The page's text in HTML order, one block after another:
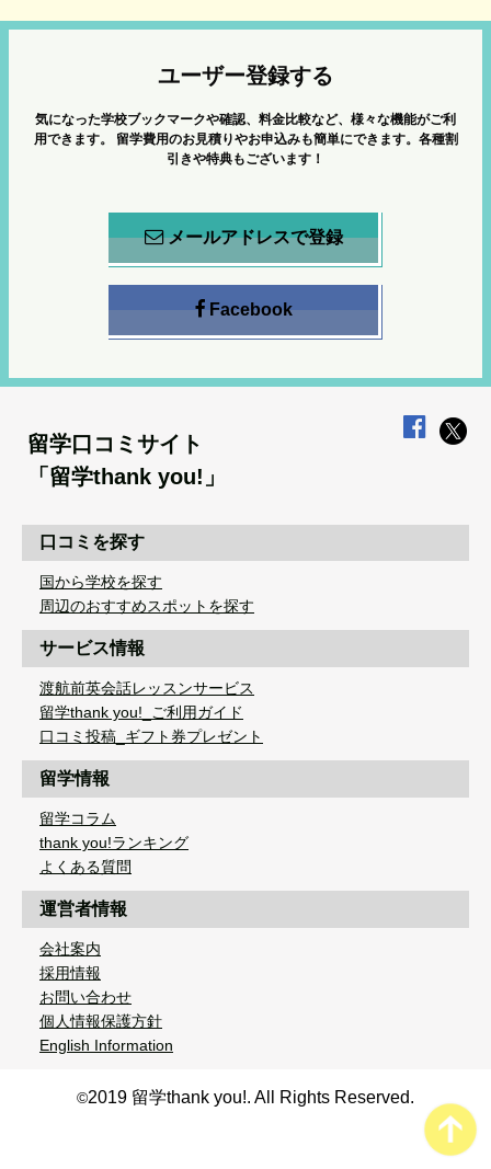
ユーザー登録する
気になった学校ブックマークや確認、料金比較など、様々な機能がご利
用できます。
留学費用のお見積りやお申込みも簡単にできます。各種割
引きや特典もございます！
メールアドレスで登録
Facebook
留学口コミサイト
「留学thank you!」
口コミを探す
国から学校を探す
周辺のおすすめスポットを探す
サービス情報
渡航前英会話レッスンサービス
留学thank you!_ご利用ガイド
口コミ投稿_ギフト券プレゼント
留学情報
留学コラム
thank you!ランキング
よくある質問
運営者情報
会社案内
採用情報
お問い合わせ
個人情報保護方針
English Information
©2019 留学thank you!. All Rights Reserved.